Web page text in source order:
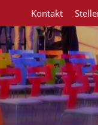
Kontakt